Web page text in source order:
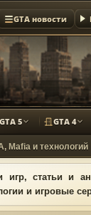
GTA новости
5 GTA 4
Mafia и технологий
игр, статьи и
и игровые